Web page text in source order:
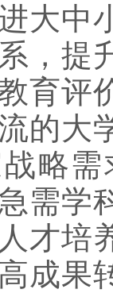
大中
，提
育评
的大
略
需学
才培
成果